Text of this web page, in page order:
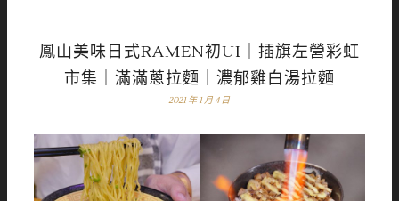
鳳山美味日式RAMEN初UI｜插旗左營彩虹
市集｜滿滿蔥拉麵｜濃郁雞白湯拉麵
2021 年 1 月 4 日